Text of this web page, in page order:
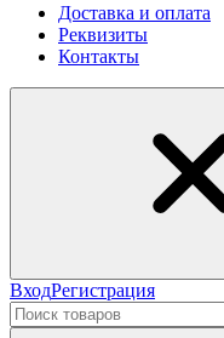
Доставка и оплата
Реквизиты
Контакты
ВходРегистрация